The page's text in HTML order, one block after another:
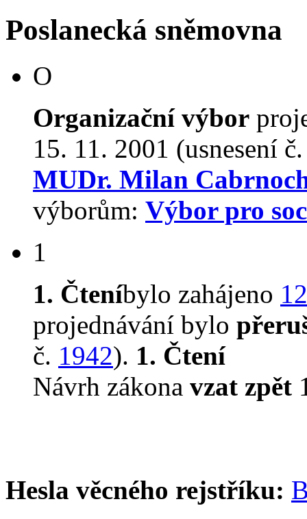
Poslanecká sněmovna
O
Organizační výbor
15. 11. 2001 (usnesení
MUDr. Milan
výborům: Výbor pro
1
1. Čteníbylo zahájeno
projednávání bylo
č. 1942). 1. Čtení
Návrh zákona vzat zpět
Hesla věcného rejstříku: